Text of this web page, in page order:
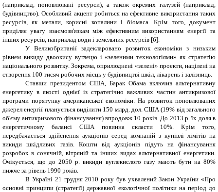
(наприклад, поновлювані ресурси), а також окремих галузей (наприклад,
будівництво). Особливий акцент робиться на ефективне використання таких
ресурсів, як метали, корисні копалини і біомаса. Крім того, документ
приділяє увагу взаємозв'язкам між ефективним використанням енергії та
інших ресурсів, наприклад води і земельних ресурсів [6].
У Великобританії задекларовано розвиток економіки з низьким
рівнем викиду двоокису вуглецю і «зеленими технологіями» як стратегію
національного розвитку. Зокрема, оприлюднені «зелені» проекти, націлені на
створення 100 тисяч робочих місць у будівництві шкіл, лікарень і залізниць.
Ставши президентом США, Барак Обама включив альтернативну
енергетику в якості однієї із стратегічно важливих частин антикризової
програми порятунку американської економіки. На розвиток поновлюваних
джерел енергії планується виділити 150 млрд. дол. США (19% від загального
об'єму антикризового фінансування) впродовж 10 років. До 2013 р. їх доля в
енергетичному балансі США повинна скласти 10%. Крім того,
передбачається здійснення аукціонів серед компаній з купівлі лімітів на
викиди шкідливих газів. Кошти від аукціонів підуть на фінансування
розробок в сонячній, вітряній та інших видах альтернативної енергетики.
Очікується, що до 2050 р. викиди вуглекислого газу мають бути на 80%
нижче за рівень 1990 років.
В Україні 21 грудня 2010 року був ухвалений Закон України «Про
основні принципи (стратегії) державної екологічної політики на період до